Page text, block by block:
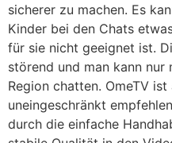
sicherer zu machen. Es
Kinder bei den Chats
für sie nicht geeignet ist.
störend und man kann
Region chatten. OmeTV
uneingeschränkt
durch die einfache